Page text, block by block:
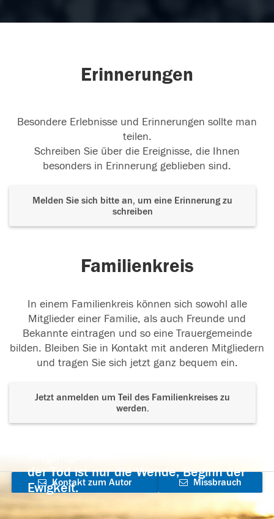
Erinnerungen
Besondere Erlebnisse und Erinnerungen sollte man
teilen.
Schreiben Sie über die Ereignisse, die Ihnen
besonders in Erinnerung geblieben sind.
Melden Sie sich bitte an, um eine Erinnerung zu
schreiben
Familienkreis
In einem Familienkreis können sich sowohl alle
Mitglieder einer Familie, als auch Freunde und
Bekannte eintragen und so eine Trauergemeinde
bilden. Bleiben Sie in Kontakt mit anderen Mitgliedern
und tragen Sie sich jetzt ganz bequem ein.
Jetzt anmelden um Teil des Familienkreises zu
werden.
der Tod ist nur die Wende, Beginn der
Ewigkeit.
Kontakt zum Autor
aufnehmen
Missbrauch